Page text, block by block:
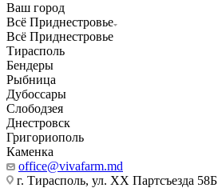
Ваш город
Всё Приднестровье
Всё Приднестровье
Тирасполь
Бендеры
Рыбница
Дубоссары
Слободзея
Днестровск
Григориополь
Каменка
office@vivafarm.md
г. Тирасполь, ул. ХХ Партсъезда 58Б